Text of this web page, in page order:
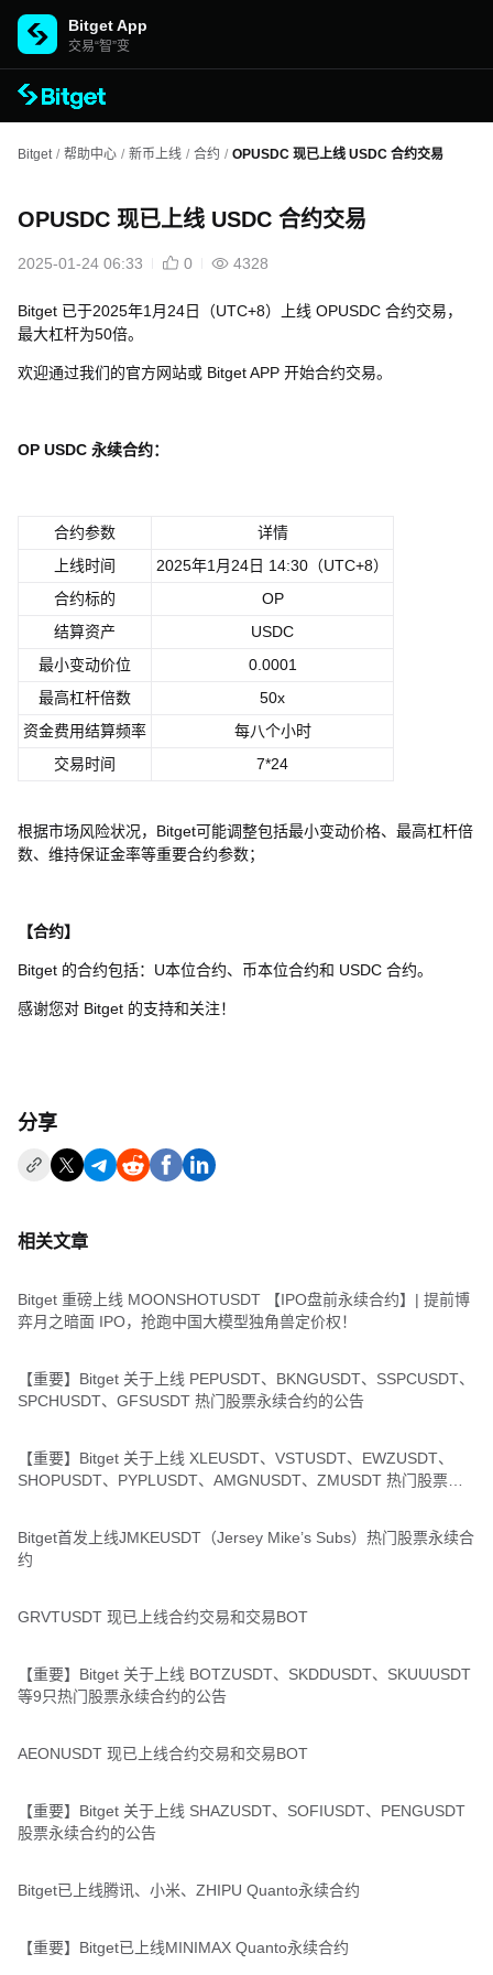
Bitget App
交易“智”变
Bitget / 帮助中心 / 新币上线 / 合约 / OPUSDC 现已上线 USDC 合约交易
OPUSDC 现已上线 USDC 合约交易
2025-01-24 06:33 0 4328
Bitget 已于2025年1月24日（UTC+8）上线 OPUSDC 合约交易，
最大杠杆为50倍。
欢迎通过我们的官方网站或 Bitget APP 开始合约交易。
OP USDC 永续合约：
合约参数
详情
上线时间
2025年1月24日 14:30（UTC+8）
合约标的
OP
结算资产
USDC
最小变动价位
0.0001
最高杠杆倍数
50x
资金费用结算频率
每八个小时
交易时间
7*24
根据市场风险状况，Bitget可能调整包括最小变动价格、最高杠杆倍
数、维持保证金率等重要合约参数；
【合约】
Bitget 的合约包括：U本位合约、币本位合约和 USDC 合约。
感谢您对 Bitget 的支持和关注！
分享
相关文章
Bitget 重磅上线 MOONSHOTUSDT 【IPO盘前永续合约】| 提前博
弈月之暗面 IPO，抢跑中国大模型独角兽定价权！
【重要】Bitget 关于上线 PEPUSDT、BKNGUSDT、SSPCUSDT、
SPCHUSDT、GFSUSDT 热门股票永续合约的公告
【重要】Bitget 关于上线 XLEUSDT、VSTUSDT、EWZUSDT、
SHOPUSDT、PYPLUSDT、AMGNUSDT、ZMUSDT 热门股票永
Bitget首发上线JMKEUSDT（Jersey Mike’s Subs）热门股票永续合
约
GRVTUSDT 现已上线合约交易和交易BOT
【重要】Bitget 关于上线 BOTZUSDT、SKDDUSDT、SKUUUSDT
等9只热门股票永续合约的公告
AEONUSDT 现已上线合约交易和交易BOT
【重要】Bitget 关于上线 SHAZUSDT、SOFIUSDT、PENGUSDT
股票永续合约的公告
Bitget已上线腾讯、小米、ZHIPU Quanto永续合约
【重要】Bitget已上线MINIMAX Quanto永续合约